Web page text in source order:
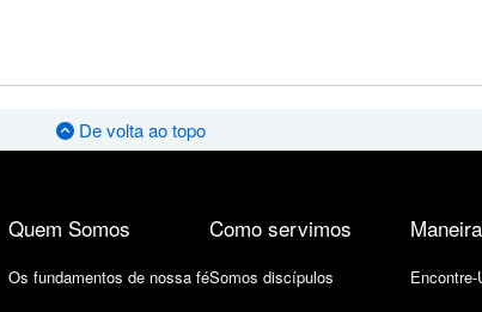
De volta ao topo
Quem Somos
Os fundamentos de nossa fé
Como servimos
Somos discípulos